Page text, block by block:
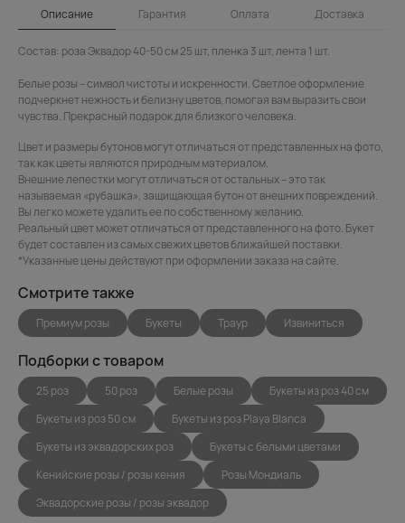
Описание Гарантия Оплата Доставка
Состав: роза Эквадор 40-50 см 25 шт, пленка 3 шт, лента 1 шт.
Белые розы – символ чистоты и искренности. Светлое оформление
подчеркнет нежность и белизну цветов, помогая вам выразить свои
чувства. Прекрасный подарок для близкого человека.
Цвет и размеры бутонов могут отличаться от представленных на фото,
так как цветы являются природным материалом.
Внешние лепестки могут отличаться от остальных – это так
называемая «рубашка», защищающая бутон от внешних повреждений.
Вы легко можете удалить ее по собственному желанию.
Реальный цвет может отличаться от представленного на фото. Букет
будет составлен из самых свежих цветов ближайшей поставки.
*Указанные цены действуют при оформлении заказа на сайте.
Смотрите также
Премиум розы Букеты Траур Извиниться
Подборки с товаром
25 роз 50 роз Белые розы
Букеты из роз 40 см
Букеты из роз 50 см
Букеты из роз Playa Blanca
Букеты из эквадорских роз
Букеты с белыми цветами
Кенийские розы / розы кения
Розы Мондиаль
Эквадорские розы / розы эквадор